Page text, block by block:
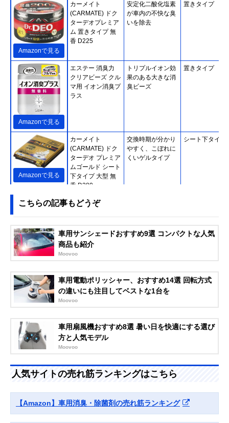
Amazonで見る
カーメイト
(CARMATE) ドク
ターデオプレミア
ム 置きタイプ 無
香 D225
安定化二酸化塩素
が車内の不快な臭
いを除去
置きタイプ
Amazonで見る
エステー 消臭力
クリアビーズ クル
マ用 イオン消臭プ
ラス
トリプルイオン効
果のある大きな消
臭ビーズ
置きタイプ
Amazonで見る
カーメイト
(CARMATE) ドク
ターデオ プレミア
ムゴールド シート
下タイプ 大型 無
香 D280
交換時期が分かり
やすく、こぼれに
くいゲルタイプ
シート下タイプ
Amazonで見る
エステー 脱臭炭
クルマ用 シート下
Amazonで見る
P&G ファブリーズ
クルマ イージーク
リップ 消臭成分最
消臭効果を自由に
エアコンクリッ
Amazonで見る
‎小林製薬 サワデー
クルマ専用 パルフ
ァムノアール
香水のような上質
な香りを楽しめる
エアコンクリッ
Amazonで見る
Surluster(シュア
ラスター) ゼロバ
リア 200ml S-101
手軽に使えて、臭
スプレータイプ
Amazonで見る
消臭力 新車復活消
臭剤
けでなく、空間も
すっきり消臭
カーメイト
(Carmate) ドクタ
ーデオプレミアム
スチームによる集
中ケアで、しみつ
いた臭いを除去
スチームタイプ
こちらの記事もどうぞ
車用サンシェードおすすめ9選 コンパクトな人気
商品も紹介
Moovoo
車用電動ポリッシャー、おすすめ14選 回転方式
の違いにも注目してベストな1台を
Moovoo
車用扇風機おすすめ8選 暑い日を快適にする選び
方と人気モデル
Moovoo
人気サイトの売れ筋ランキングはこちら
【Amazon】車用消臭・除菌剤の売れ筋ランキング